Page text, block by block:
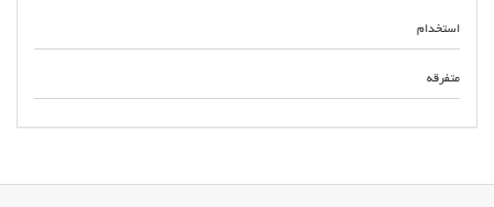
استخدام
متفرقه
فروش سازه و سپری کلیک و براکت کناف تامین و تهیه انواع پانل کناف ایران و